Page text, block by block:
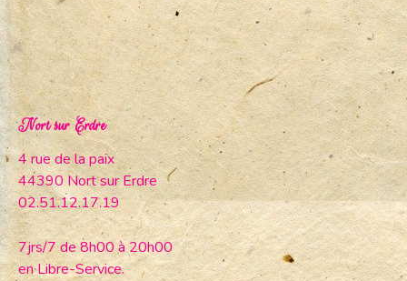
Nort sur Erdre
4 rue de la paix
44390 Nort sur Erdre
02.51.12.17.19
7jrs/7 de 8h00 à 20h00
en Libre-Service.